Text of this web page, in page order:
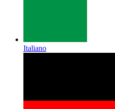
Italiano